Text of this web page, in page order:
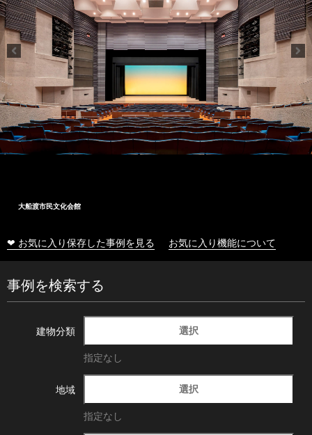
大船渡市民文化会館
❤ お気に入り保存した事例を見る お気に入り機能について
事例を検索する
建物分類 選択
指定なし
地域 選択
指定なし